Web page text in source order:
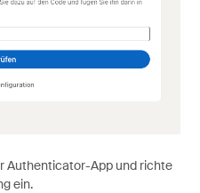
Authenticator-App und richte
ein.